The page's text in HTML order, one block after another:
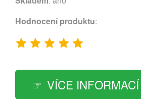
Hodnocení produktu:
VÍCE INFORMACÍ